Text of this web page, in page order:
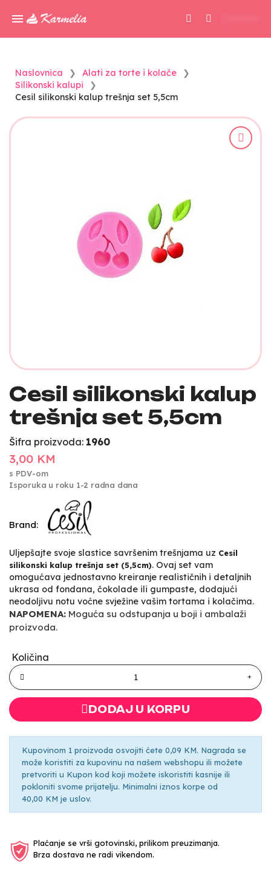
Naslovnica
Alati za torte i kolače
Silikonski kalupi
Cesil silikonski kalup trešnja set 5,5cm
Cesil silikonski kalup
trešnja set 5,5cm
Šifra proizvoda: 1960
3,00 KM
s PDV-om
Isporuka u roku 1-2 radna dana
Brand:
Uljepšajte svoje slastice savršenim trešnjama uz Cesil
silikonski kalup trešnja set (5,5cm). Ovaj set vam
omogućava jednostavno kreiranje realističnih i detaljnih
ukrasa od fondana, čokolade ili gumpaste, dodajući
neodoljivu notu voćne svježine vašim tortama i kolačima.
NAPOMENA: Moguća su odstupanja u boji i ambalaži
proizvoda.
Količina
DODAJ U KORPU
Kupovinom 1 proizvoda osvojiti ćete 0,09 KM. Nagrada se
može koristiti za kupovinu na našem webshopu ili možete
pretvoriti u Kupon kod koji možete iskoristiti kasnije ili
pokloniti svome prijatelju. Minimalni iznos korpe od
40,00 KM je uslov.
Plaćanje se vrši gotovinski, prilikom preuzimanja.
Brza dostava ne radi vikendom.